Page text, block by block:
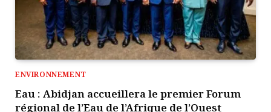
ENVIRONNEMENT
Eau : Abidjan accueillera le premier Forum
régional de l’Eau de l’Afrique de l’Ouest